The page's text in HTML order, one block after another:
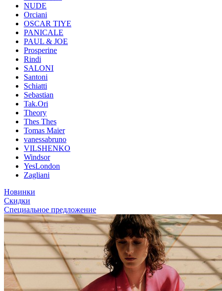
NUDE
Orciani
OSCAR TIYE
PANICALE
PAUL & JOE
Prosperine
Rindi
SALONI
Santoni
Schiatti
Sebastian
Tak.Ori
Theory
Thes Thes
Tomas Maier
vanessabruno
VILSHENKO
Windsor
YesLondon
Zagliani
Новинки
Скидки
Специальное предложение